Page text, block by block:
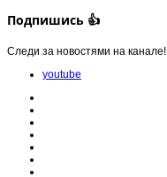
Подпишись 👍
Следи за новостями на канале!
youtube